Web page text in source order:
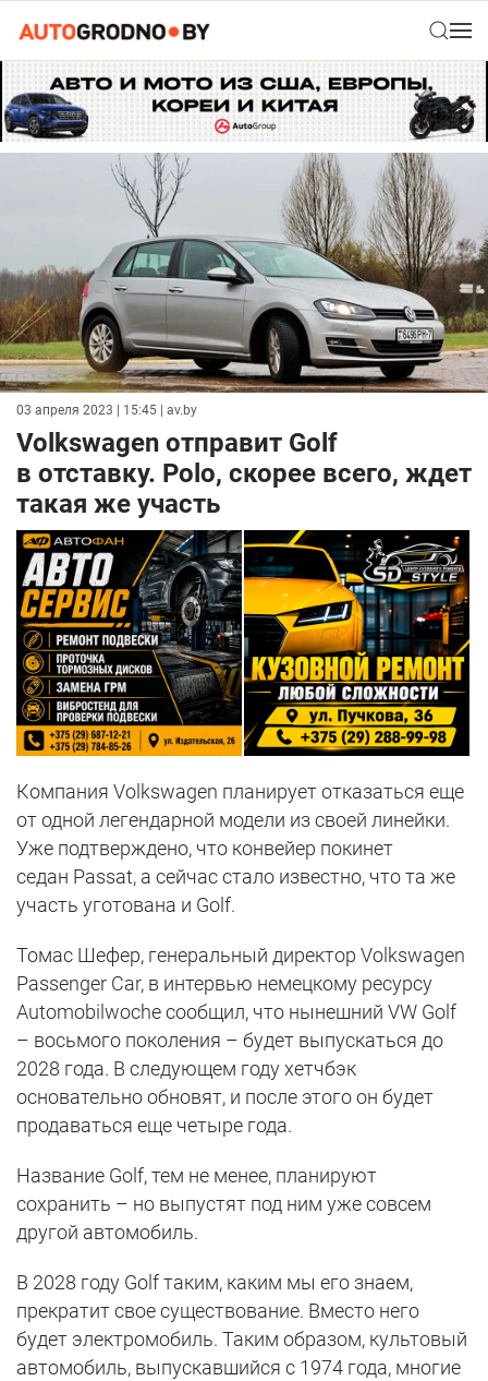
03 апреля 2023 | 15:45 | av.by
Volkswagen отправит Golf
в отставку. Polo, скорее всего, ждет
такая же участь
Компания Volkswagen планирует отказаться еще
от одной легендарной модели из своей линейки.
Уже подтверждено, что конвейер покинет
седан Passat, а сейчас стало известно, что та же
участь уготована и Golf.
Томас Шефер, генеральный директор Volkswagen
Passenger Car, в интервью немецкому ресурсу
Automobilwoche сообщил, что нынешний VW Golf
– восьмого поколения – будет выпускаться до
2028 года. В следующем году хетчбэк
основательно обновят, и после этого он будет
продаваться еще четыре года.
Название Golf, тем не менее, планируют
сохранить – но выпустят под ним уже совсем
другой автомобиль.
В 2028 году Golf таким, каким мы его знаем,
прекратит свое существование. Вместо него
будет электромобиль. Таким образом, культовый
автомобиль, выпускавшийся с 1974 года, многие